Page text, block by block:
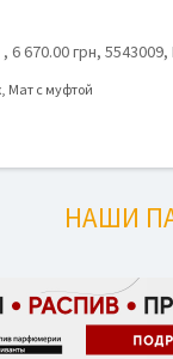
6 670.00 грн,
, Мат с муфтой
НАШИ